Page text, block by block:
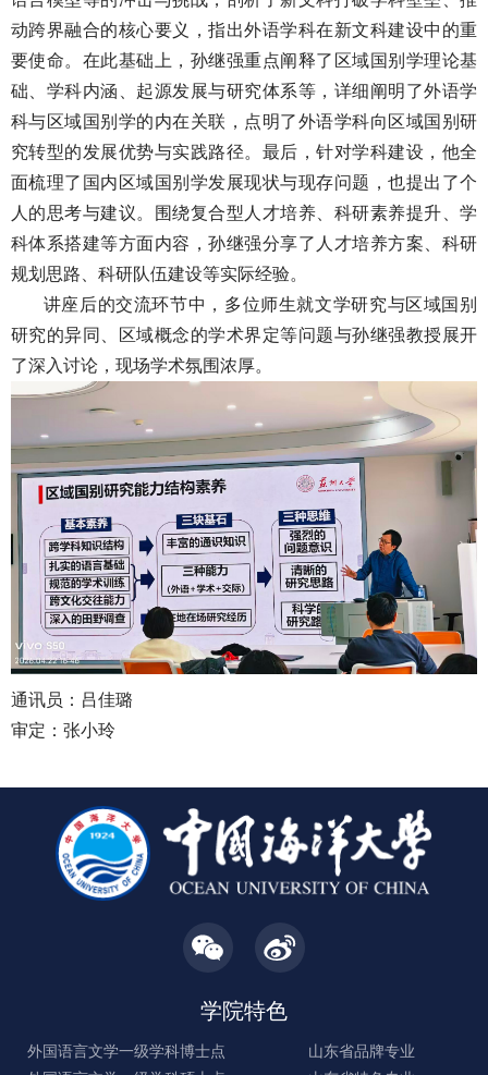
动跨界融合的核心要义，指出外语学科在新文科建设中的重
要使命。在此基础上，孙继强重点阐释了区域国别学理论基
础、学科内涵、起源发展与研究体系等，详细阐明了外语学
科与区域国别学的内在关联，点明了外语学科向区域国别研
究转型的发展优势与实践路径。最后，针对学科建设，他全
面梳理了国内区域国别学发展现状与现存问题，也提出了个
人的思考与建议。围绕复合型人才培养、科研素养提升、学
科体系搭建等方面内容，孙继强分享了人才培养方案、科研
规划思路、科研队伍建设等实际经验。
讲座后的交流环节中，多位师生就文学研究与区域国别
研究的异同、区域概念的学术界定等问题与孙继强教授展开
了深入讨论，现场学术氛围浓厚。
通讯员：吕佳璐
审定：张小玲
学院特色
外国语言文学一级学科博士点
山东省品牌专业